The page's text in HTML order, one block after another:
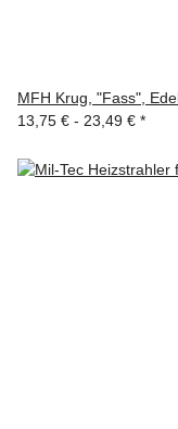
MFH Krug, "Fass",
13,75 € - 23,49 € *